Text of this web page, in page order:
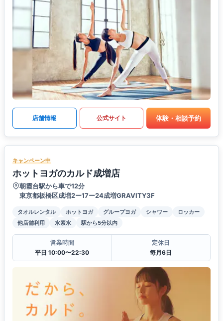
店舗情報 公式サイト 体験・相談予約
キャンペーン中
ホットヨガのカルド成増店
朝霞台駅から車で12分
東京都板橋区成増2ー17ー24成増GRAVITY3F
タオルレンタル ホットヨガ グループヨガ シャワー
ロッカー
他店舗利用
水素水 駅から5分以内
営業時間
平日 10:00〜22:30
定休日
毎月6日